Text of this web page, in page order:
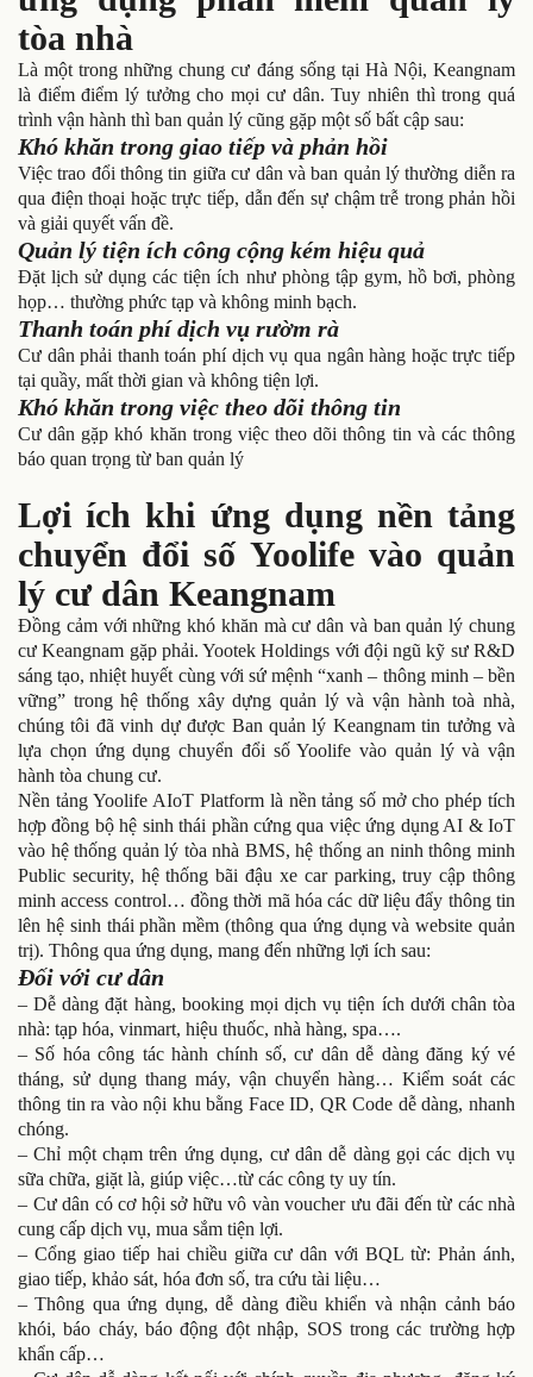
tòa nhà
Là một trong những chung cư đáng sống tại Hà Nội, Keangnam
là điểm điểm lý tưởng cho mọi cư dân. Tuy nhiên thì trong quá
trình vận hành thì ban quản lý cũng gặp một số bất cập sau:
Khó khăn trong giao tiếp và phản hồi
Việc trao đổi thông tin giữa cư dân và ban quản lý thường diễn ra
qua điện thoại hoặc trực tiếp, dẫn đến sự chậm trễ trong phản hồi
và giải quyết vấn đề.
Quản lý tiện ích công cộng kém hiệu quả
Đặt lịch sử dụng các tiện ích như phòng tập gym, hồ bơi, phòng
họp… thường phức tạp và không minh bạch.
Thanh toán phí dịch vụ rườm rà
Cư dân phải thanh toán phí dịch vụ qua ngân hàng hoặc trực tiếp
tại quầy, mất thời gian và không tiện lợi.
Khó khăn trong việc theo dõi thông tin
Cư dân gặp khó khăn trong việc theo dõi thông tin và các thông
báo quan trọng từ ban quản lý
Lợi ích khi ứng dụng nền tảng
chuyển đổi số Yoolife vào quản
lý cư dân Keangnam
Đồng cảm với những khó khăn mà cư dân và ban quản lý chung
cư Keangnam gặp phải. Yootek Holdings với đội ngũ kỹ sư R&D
sáng tạo, nhiệt huyết cùng với sứ mệnh “xanh – thông minh – bền
vững” trong hệ thống xây dựng quản lý và vận hành toà nhà,
chúng tôi đã vinh dự được Ban quản lý Keangnam tin tưởng và
lựa chọn ứng dụng chuyển đổi số Yoolife vào quản lý và vận
hành tòa chung cư.
Nền tảng Yoolife AIoT Platform là nền tảng số mở cho phép tích
hợp đồng bộ hệ sinh thái phần cứng qua việc ứng dụng AI & IoT
vào hệ thống quản lý tòa nhà BMS, hệ thống an ninh thông minh
Public security, hệ thống bãi đậu xe car parking, truy cập thông
minh access control… đồng thời mã hóa các dữ liệu đẩy thông tin
lên hệ sinh thái phần mềm (thông qua ứng dụng và website quản
trị). Thông qua ứng dụng, mang đến những lợi ích sau:
Đối với cư dân
– Dễ dàng đặt hàng, booking mọi dịch vụ tiện ích dưới chân tòa
nhà: tạp hóa, vinmart, hiệu thuốc, nhà hàng, spa….
– Số hóa công tác hành chính số, cư dân dễ dàng đăng ký vé
tháng, sử dụng thang máy, vận chuyển hàng… Kiểm soát các
thông tin ra vào nội khu bằng Face ID, QR Code dễ dàng, nhanh
chóng.
– Chỉ một chạm trên ứng dụng, cư dân dễ dàng gọi các dịch vụ
sữa chữa, giặt là, giúp việc…từ các công ty uy tín.
– Cư dân có cơ hội sở hữu vô vàn voucher ưu đãi đến từ các nhà
cung cấp dịch vụ, mua sắm tiện lợi.
– Cổng giao tiếp hai chiều giữa cư dân với BQL từ: Phản ánh,
giao tiếp, khảo sát, hóa đơn số, tra cứu tài liệu…
– Thông qua ứng dụng, dễ dàng điều khiển và nhận cảnh báo
khói, báo cháy, báo động đột nhập, SOS trong các trường hợp
khẩn cấp…